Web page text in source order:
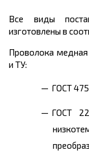
Все виды
изготовлены в
Проволока
и ТУ:
ГОСТ
ГОСТ